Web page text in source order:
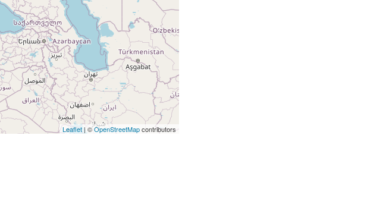
Leaflet | ©OpenStreetMapcontributors